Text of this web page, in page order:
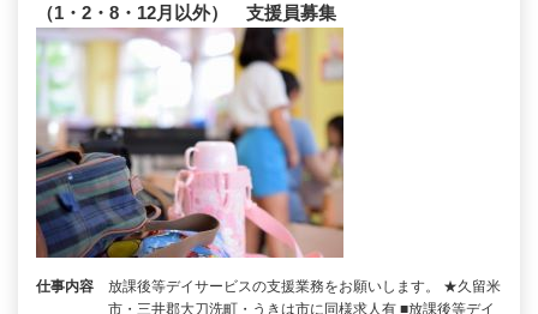
（1・2・8・12月以外） 支援員募集
仕事内容
放課後等デイサービスの支援業務をお願いします。 ★久留米
市・三井郡大刀洗町・うきは市に同様求人有 ■放課後等デイ